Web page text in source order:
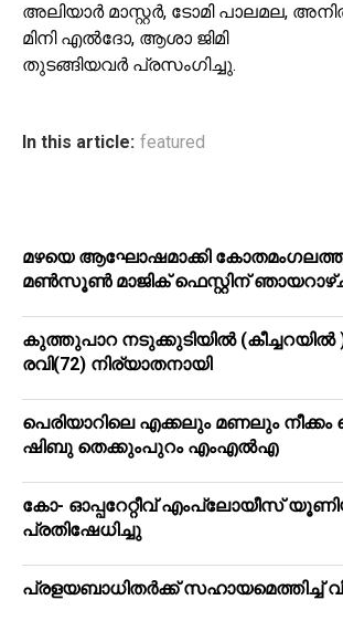
അലിയാർ മാസ്റ്റർ, ടോമി പാലമല,
മിനി എൽദോ, ആശാ ജിമി
തുടങ്ങിയവർ പ്രസംഗിച്ചു.
In this article: featured
മഴയെ ആഘോഷമാക്കി കോതമംഗലത്ത്
മൺസൂൺ മാജിക് ഫെസ്റ്റിന്
കുത്തുപാറ നടുക്കുടിയിൽ
രവി(72) നിര്യാതനായി
പെരിയാറിലെ എക്കലും മണലും
ഷിബു തെക്കുംപുറം എംഎൽഎ
കോ- ഓപ്പറേറ്റീവ് എംപ്ലോയീസ്
പ്രതിഷേധിച്ചു
പ്രളയബാധിതർക്ക് സഹായമെത്തിച്ച്